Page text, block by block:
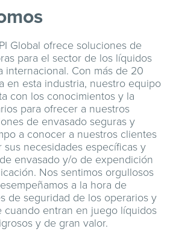
Global ofrece soluciones de
para el sector de los líquidos
internacional. Con más de 20
en esta industria, nuestro equipo
con los conocimientos y la
para ofrecer a nuestros
de envasado seguras y
a conocer a nuestros clientes
sus necesidades específicas y
envasado y/o de expendición
Nos sentimos orgullosos
a la hora de
de seguridad de los operarios y
cuando entran en juego líquidos
y de gran valor.